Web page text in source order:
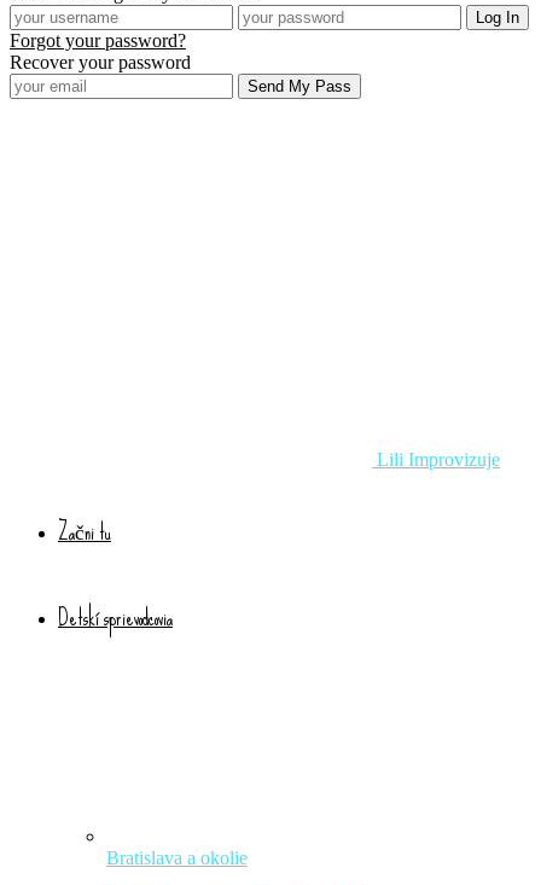
Forgot your password?
Recover your password
Lili Improvizuje
Začni tu
Detskí sprievodcovia
Bratislava a okolie